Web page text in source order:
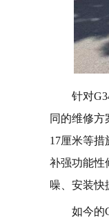
针对
同的维修
17厘米等
补强功能性
噪、安装快
如今的